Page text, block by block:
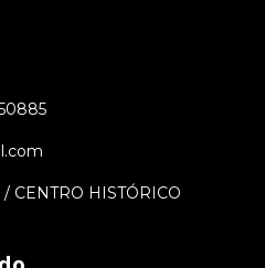
CENTRO HISTÓRICO